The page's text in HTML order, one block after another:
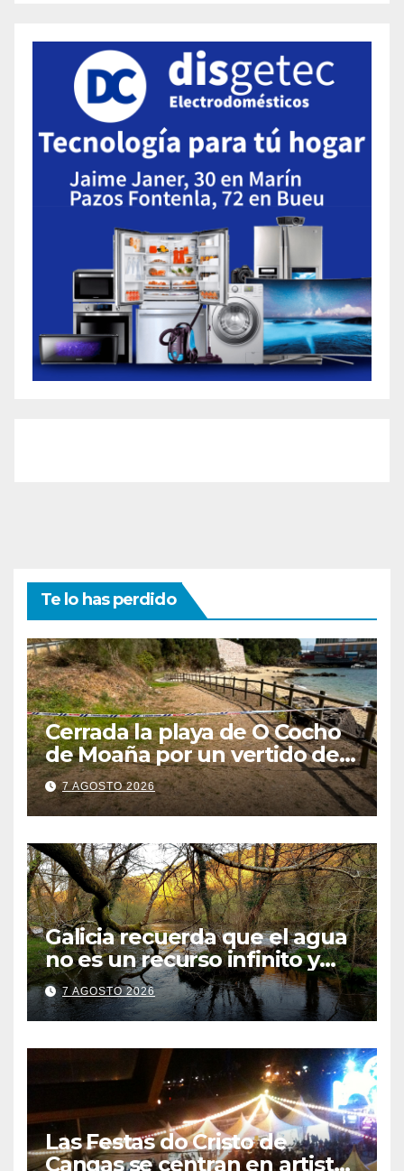
Te lo has perdido
Cerrada la playa de O Cocho
de Moaña por un vertido de
origen desconocido
7 AGOSTO 2026
Galicia recuerda que el agua
no es un recurso infinito y
apela a convertir el ahorro en
un hábito diario
7 AGOSTO 2026
Las Festas do Cristo de
Cangas se centran en artistas